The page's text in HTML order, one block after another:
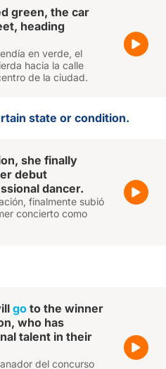
green, the car
heading
en verde, el
hacia la calle
de la ciudad.
state or condition.
she finally
debut
dancer.
finalmente subió
concierto como
go to the winner
who has
talent in their
del concurso